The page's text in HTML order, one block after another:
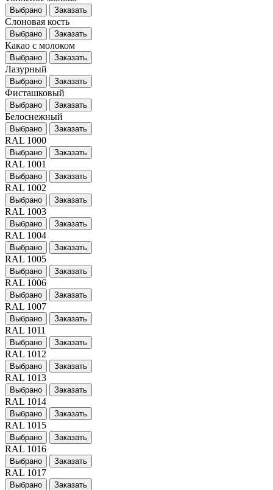
Выбрано Заказать
Слоновая кость
Выбрано Заказать
Какао с молоком
Выбрано Заказать
Лазурный
Выбрано Заказать
Фисташковый
Выбрано Заказать
Белоснежный
Выбрано Заказать
RAL 1000
Выбрано Заказать
RAL 1001
Выбрано Заказать
RAL 1002
Выбрано Заказать
RAL 1003
Выбрано Заказать
RAL 1004
Выбрано Заказать
RAL 1005
Выбрано Заказать
RAL 1006
Выбрано Заказать
RAL 1007
Выбрано Заказать
RAL 1011
Выбрано Заказать
RAL 1012
Выбрано Заказать
RAL 1013
Выбрано Заказать
RAL 1014
Выбрано Заказать
RAL 1015
Выбрано Заказать
RAL 1016
Выбрано Заказать
RAL 1017
Выбрано Заказать